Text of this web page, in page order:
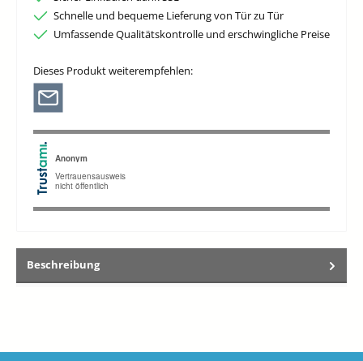
Schnelle und bequeme Lieferung von Tür zu Tür
Umfassende Qualitätskontrolle und erschwingliche Preise
Dieses Produkt weiterempfehlen:
Beschreibung